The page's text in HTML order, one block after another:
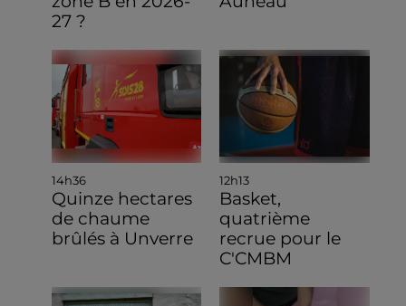
27 ?
14h36
Quinze hectares
de chaume
brûlés à Unverre
12h13
Basket,
quatrième
recrue pour le
C'CMBM